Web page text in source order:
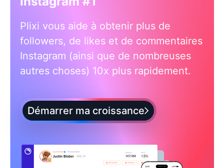
Plixi vous aide à obtenir plus de
followers, de likes et de commentaires
Instagram (ainsi que de nombreuses
autres choses) 10x plus rapidement.
Démarrer ma croissance